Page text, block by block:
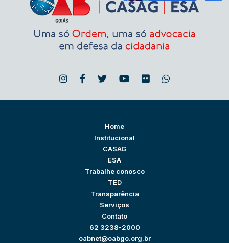
Home
Institucional
CASAG
ESA
Trabalhe conosco
TED
Transparência
Serviços
Contato
62 3238-2000
oabnet@oabgo.org.br